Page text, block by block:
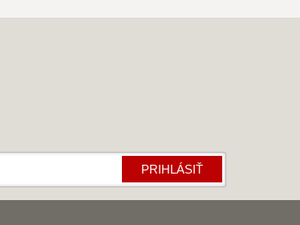
PRIHLÁSIŤ